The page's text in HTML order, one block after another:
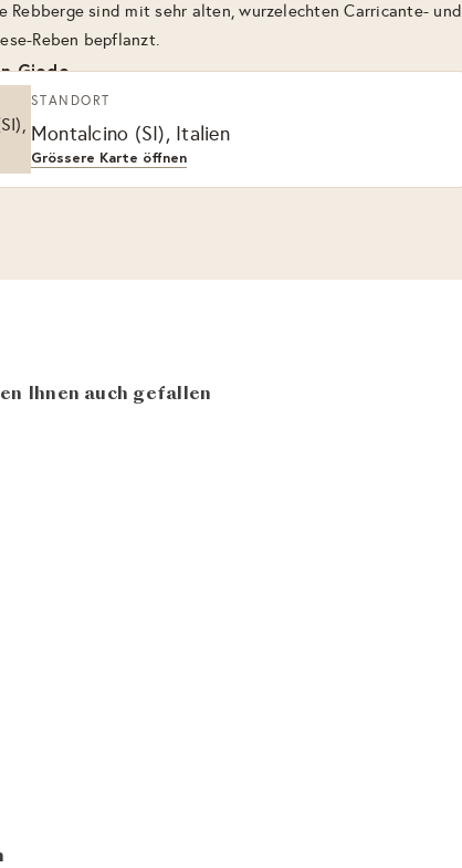
Rebberge sind mit sehr alten, wurzelechten Carricante- und
Reben bepflanzt.
Giodo
STANDORT
Montalcino (SI), Italien
Grössere Karte öffnen
Ihnen auch gefallen